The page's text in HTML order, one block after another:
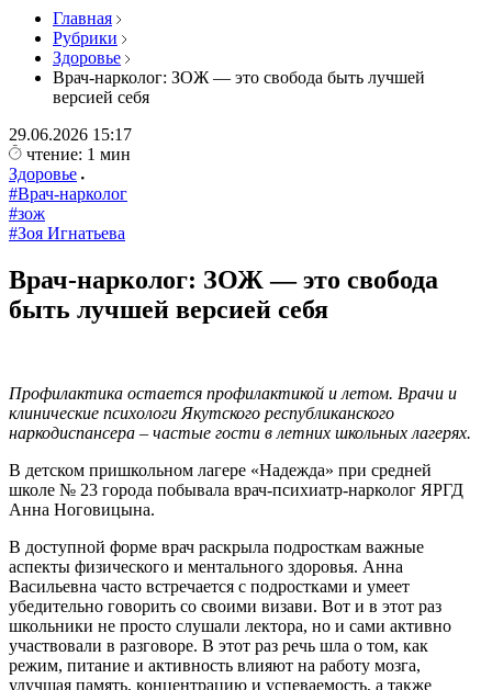
Главная
Рубрики
Здоровье
Врач-нарколог: ЗОЖ — это свобода быть лучшей
версией себя
29.06.2026 15:17
чтение: 1 мин
Здоровье
#Врач-нарколог
#зож
#Зоя Игнатьева
Врач-нарколог: ЗОЖ — это свобода
быть лучшей версией себя
Профилактика остается профилактикой и летом. Врачи и
клинические психологи Якутского республиканского
наркодиспансера – частые гости в летних школьных лагерях.
В детском пришкольном лагере «Надежда» при средней
школе № 23 города побывала врач-психиатр-нарколог ЯРГД
Анна Ноговицына.
В доступной форме врач раскрыла подросткам важные
аспекты физического и ментального здоровья. Анна
Васильевна часто встречается с подростками и умеет
убедительно говорить со своими визави. Вот и в этот раз
школьники не просто слушали лектора, но и сами активно
участвовали в разговоре. В этот раз речь шла о том, как
режим, питание и активность влияют на работу мозга,
улучшая память, концентрацию и успеваемость, а также